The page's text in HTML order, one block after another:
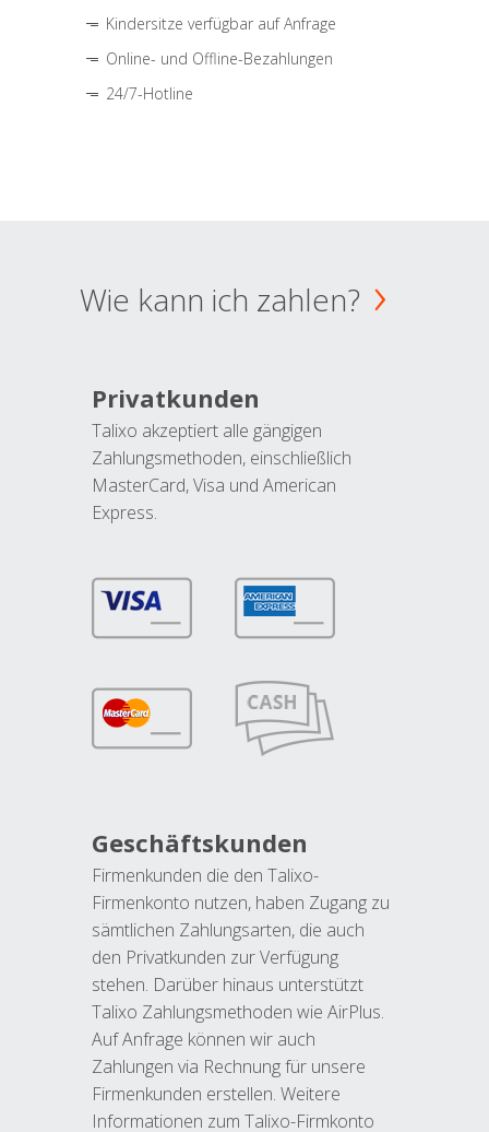
Kindersitze verfügbar auf Anfrage
Online- und Offline-Bezahlungen
24/7-Hotline
Wie kann ich zahlen?
Privatkunden
Talixo akzeptiert alle gängigen
Zahlungsmethoden, einschließlich
MasterCard, Visa und American
Express.
Geschäftskunden
Firmenkunden die den Talixo-
Firmenkonto nutzen, haben Zugang zu
sämtlichen Zahlungsarten, die auch
den Privatkunden zur Verfügung
stehen. Darüber hinaus unterstützt
Talixo Zahlungsmethoden wie AirPlus.
Auf Anfrage können wir auch
Zahlungen via Rechnung für unsere
Firmenkunden erstellen. Weitere
Informationen zum Talixo-Firmkonto